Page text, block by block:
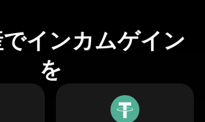
インカムゲイン
を